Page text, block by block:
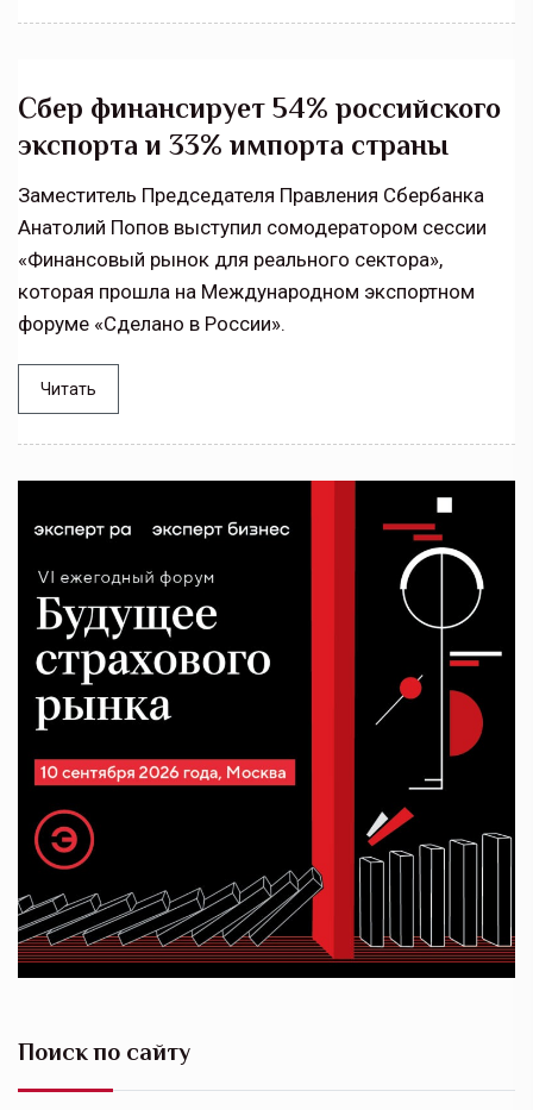
Сбер финансирует 54% российского
экспорта и 33% импорта страны
Заместитель Председателя Правления Сбербанка
Анатолий Попов выступил сомодератором сессии
«Финансовый рынок для реального сектора»,
которая прошла на Международном экспортном
форуме «Сделано в России».
Читать
Поиск по сайту